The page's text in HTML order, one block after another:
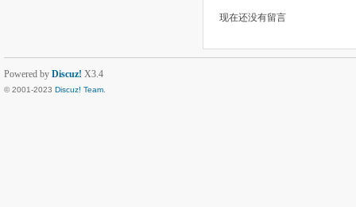
现在还没有留言
Powered by Discuz! X3.4
© 2001-2023 Discuz! Team